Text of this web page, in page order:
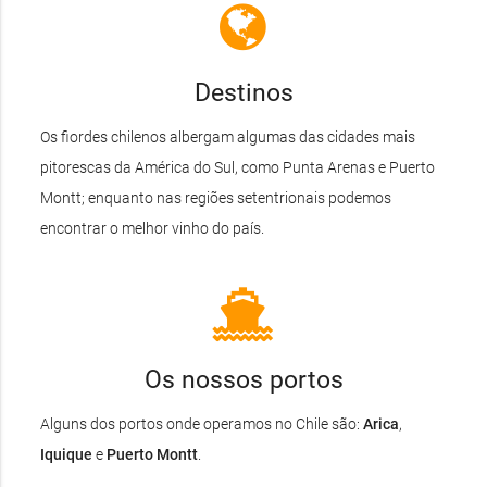
Destinos
Os fiordes chilenos albergam algumas das cidades mais
pitorescas da América do Sul, como Punta Arenas e Puerto
Montt; enquanto nas regiões setentrionais podemos
encontrar o melhor vinho do país.
Os nossos portos
Alguns dos portos onde operamos no Chile são:Arica,
Iquique e Puerto Montt